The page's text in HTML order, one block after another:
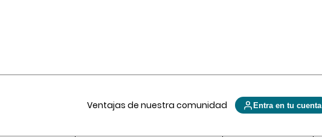
Ventajas de nuestra comunidad Entra en tu cuenta